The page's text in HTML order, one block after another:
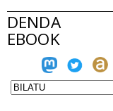
DENDA
EBOOK